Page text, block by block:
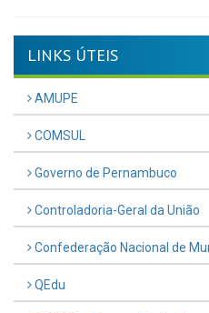
LINKS ÚTEIS
AMUPE
COMSUL
Governo de Pernambuco
Controladoria-Geral da União
Confederação Nacional de
QEdu